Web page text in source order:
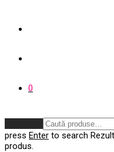
0
press Enter to search
produs.